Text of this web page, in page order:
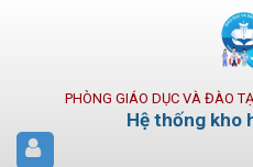
PHÒNG GIÁO DỤC VÀ ĐÀO
Hệ thống kho